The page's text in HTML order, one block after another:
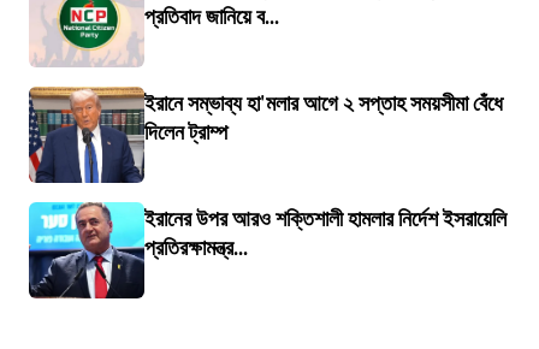
প্রতিবাদ জানিয়ে ব...
ইরানে সম্ভাব্য হা'মলার আগে ২ সপ্তাহ সময়সীমা বেঁধে
দিলেন ট্রাম্প
ইরানের উপর আরও শক্তিশালী হামলার নির্দেশ ইসরায়েলি
প্রতিরক্ষামন্ত্র...